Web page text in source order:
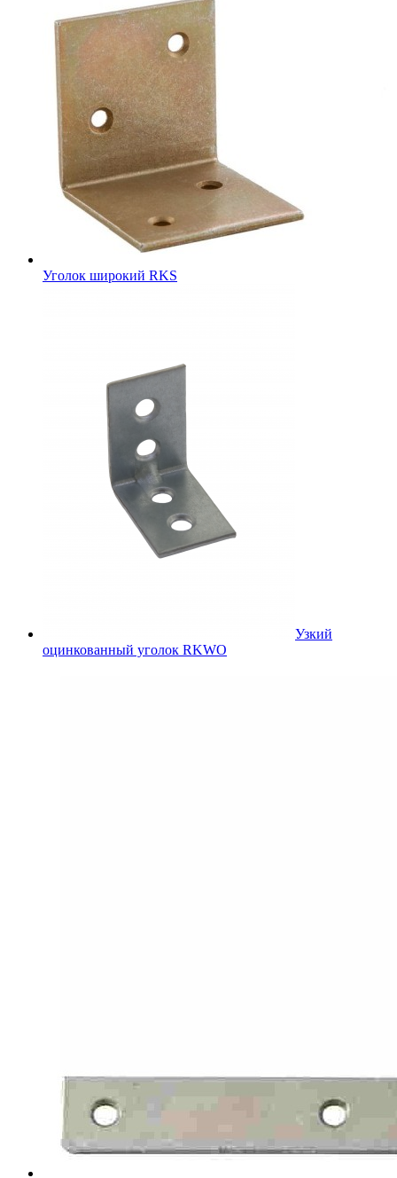
Уголок широкий RKS
Узкий
оцинкованный уголок RKWO